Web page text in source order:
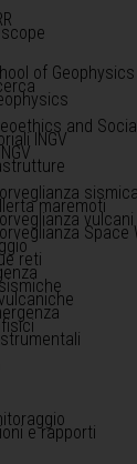
of
and
INGV
sismica
maremoti
Space
reti
e rapporti